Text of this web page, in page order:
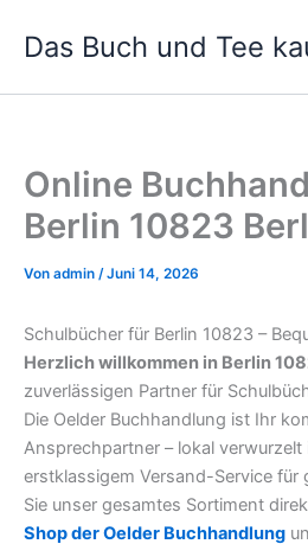
InhaltDas Buch und Tee
Online
Berlin 10823
Von admin /Juni 14, 2026
Schulbücher für Berlin 10823 –
Herzlich willkommen in Berlin
zuverlässigen Partner für
Die Oelder Buchhandlung ist Ihr
Ansprechpartner – lokal verwurzelt
erstklassigem Versand-Service für
Sie unser gesamtes Sortiment
Shop der Oelder Buchhandlung